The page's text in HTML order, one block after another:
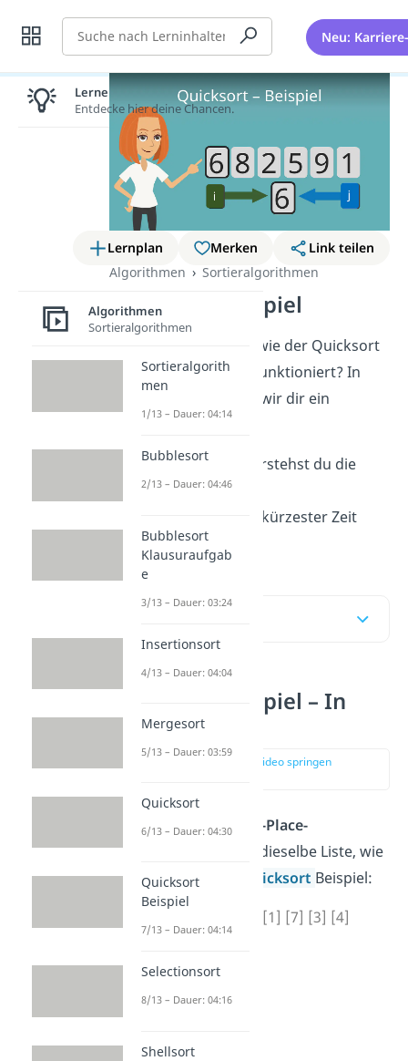
Suche Neu:
Lernplan Merken
Link teilen
Algorithmen
Sortieralgorithmen
Quicksort Beispiel
Du möchtest wissen, wie der Quicksort
als In-Place-Variante funktioniert? In
diesem Artikel zeigen wir dir ein
ausführliches Beispiel.
Mit unseremVideo
verstehst du die
einzelnen Schritte des
Sortieralgorithmus in kürzester Zeit
problemlos!
Quicksort Beispiel – In
Place
zur Stelle im Video springen
Für die tatsächliche
In-Place-
Variante
nehmen wir dieselbe Liste, wie
für das allgemeine
Quicksort Beispiel:
[6] [8] [2] [5] [9] [1] [7] [3] [4]
Lernen lohnt sich!
Entdecke hier deine Chancen.
Algorithmen
Sortieralgorithmen
Sortieralgorith
men
1/13 – Dauer: 04:14
Bubblesort
2/13 – Dauer: 04:46
Bubblesort
Klausuraufgab
e
3/13 – Dauer: 03:24
Insertionsort
4/13 – Dauer: 04:04
Mergesort
5/13 – Dauer: 03:59
Quicksort
6/13 – Dauer: 04:30
Quicksort
Beispiel
7/13 – Dauer: 04:14
Selectionsort
8/13 – Dauer: 04:16
Shellsort